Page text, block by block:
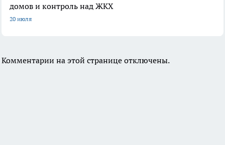
домов и контроль над ЖКХ
20 июля
Комментарии на этой странице отключены.